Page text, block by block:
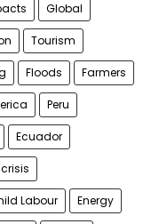
Global
Tourism
Floods Farmers
Peru
Ecuador
Labour Energy